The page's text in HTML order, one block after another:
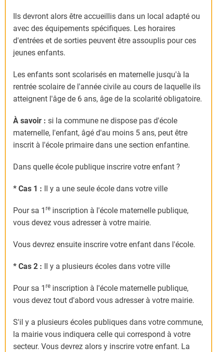
Ils devront alors être accueillis dans un local adapté ou
avec des équipements spécifiques. Les horaires
d'entrées et de sorties peuvent être assouplis pour ces
jeunes enfants.
Les enfants sont scolarisés en maternelle jusqu'à la
rentrée scolaire de l'année civile au cours de laquelle ils
atteignent l'âge de 6 ans, âge de la scolarité obligatoire.
À savoir : si la commune ne dispose pas d'école
maternelle, l'enfant, âgé d'au moins 5 ans, peut être
inscrit à l'école primaire dans une section enfantine.
Dans quelle école publique inscrire votre enfant ?
* Cas 1 : Il y a une seule école dans votre ville
Pour sa 1 re inscription à l'école maternelle publique,
vous devez vous adresser à votre mairie.
Vous devrez ensuite inscrire votre enfant dans l'école.
* Cas 2 : Il y a plusieurs écoles dans votre ville
Pour sa 1 re inscription à l'école maternelle publique,
vous devez tout d'abord vous adresser à votre mairie.
S'il y a plusieurs écoles publiques dans votre commune,
la mairie vous indiquera celle qui correspond à votre
secteur. Vous devrez alors y inscrire votre enfant. La